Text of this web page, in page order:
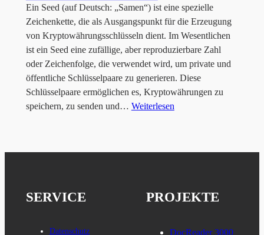
Ein Seed (auf Deutsch: „Samen“) ist eine spezielle
Zeichenkette, die als Ausgangspunkt für die Erzeugung
von Kryptowährungsschlüsseln dient. Im Wesentlichen
ist ein Seed eine zufällige, aber reproduzierbare Zahl
oder Zeichenfolge, die verwendet wird, um private und
öffentliche Schlüsselpaare zu generieren. Diese
Schlüsselpaare ermöglichen es, Kryptowährungen zu
speichern, zu senden und… Weiterlesen
SERVICE
Datenschutz
PROJEKTE
DocReader 3000